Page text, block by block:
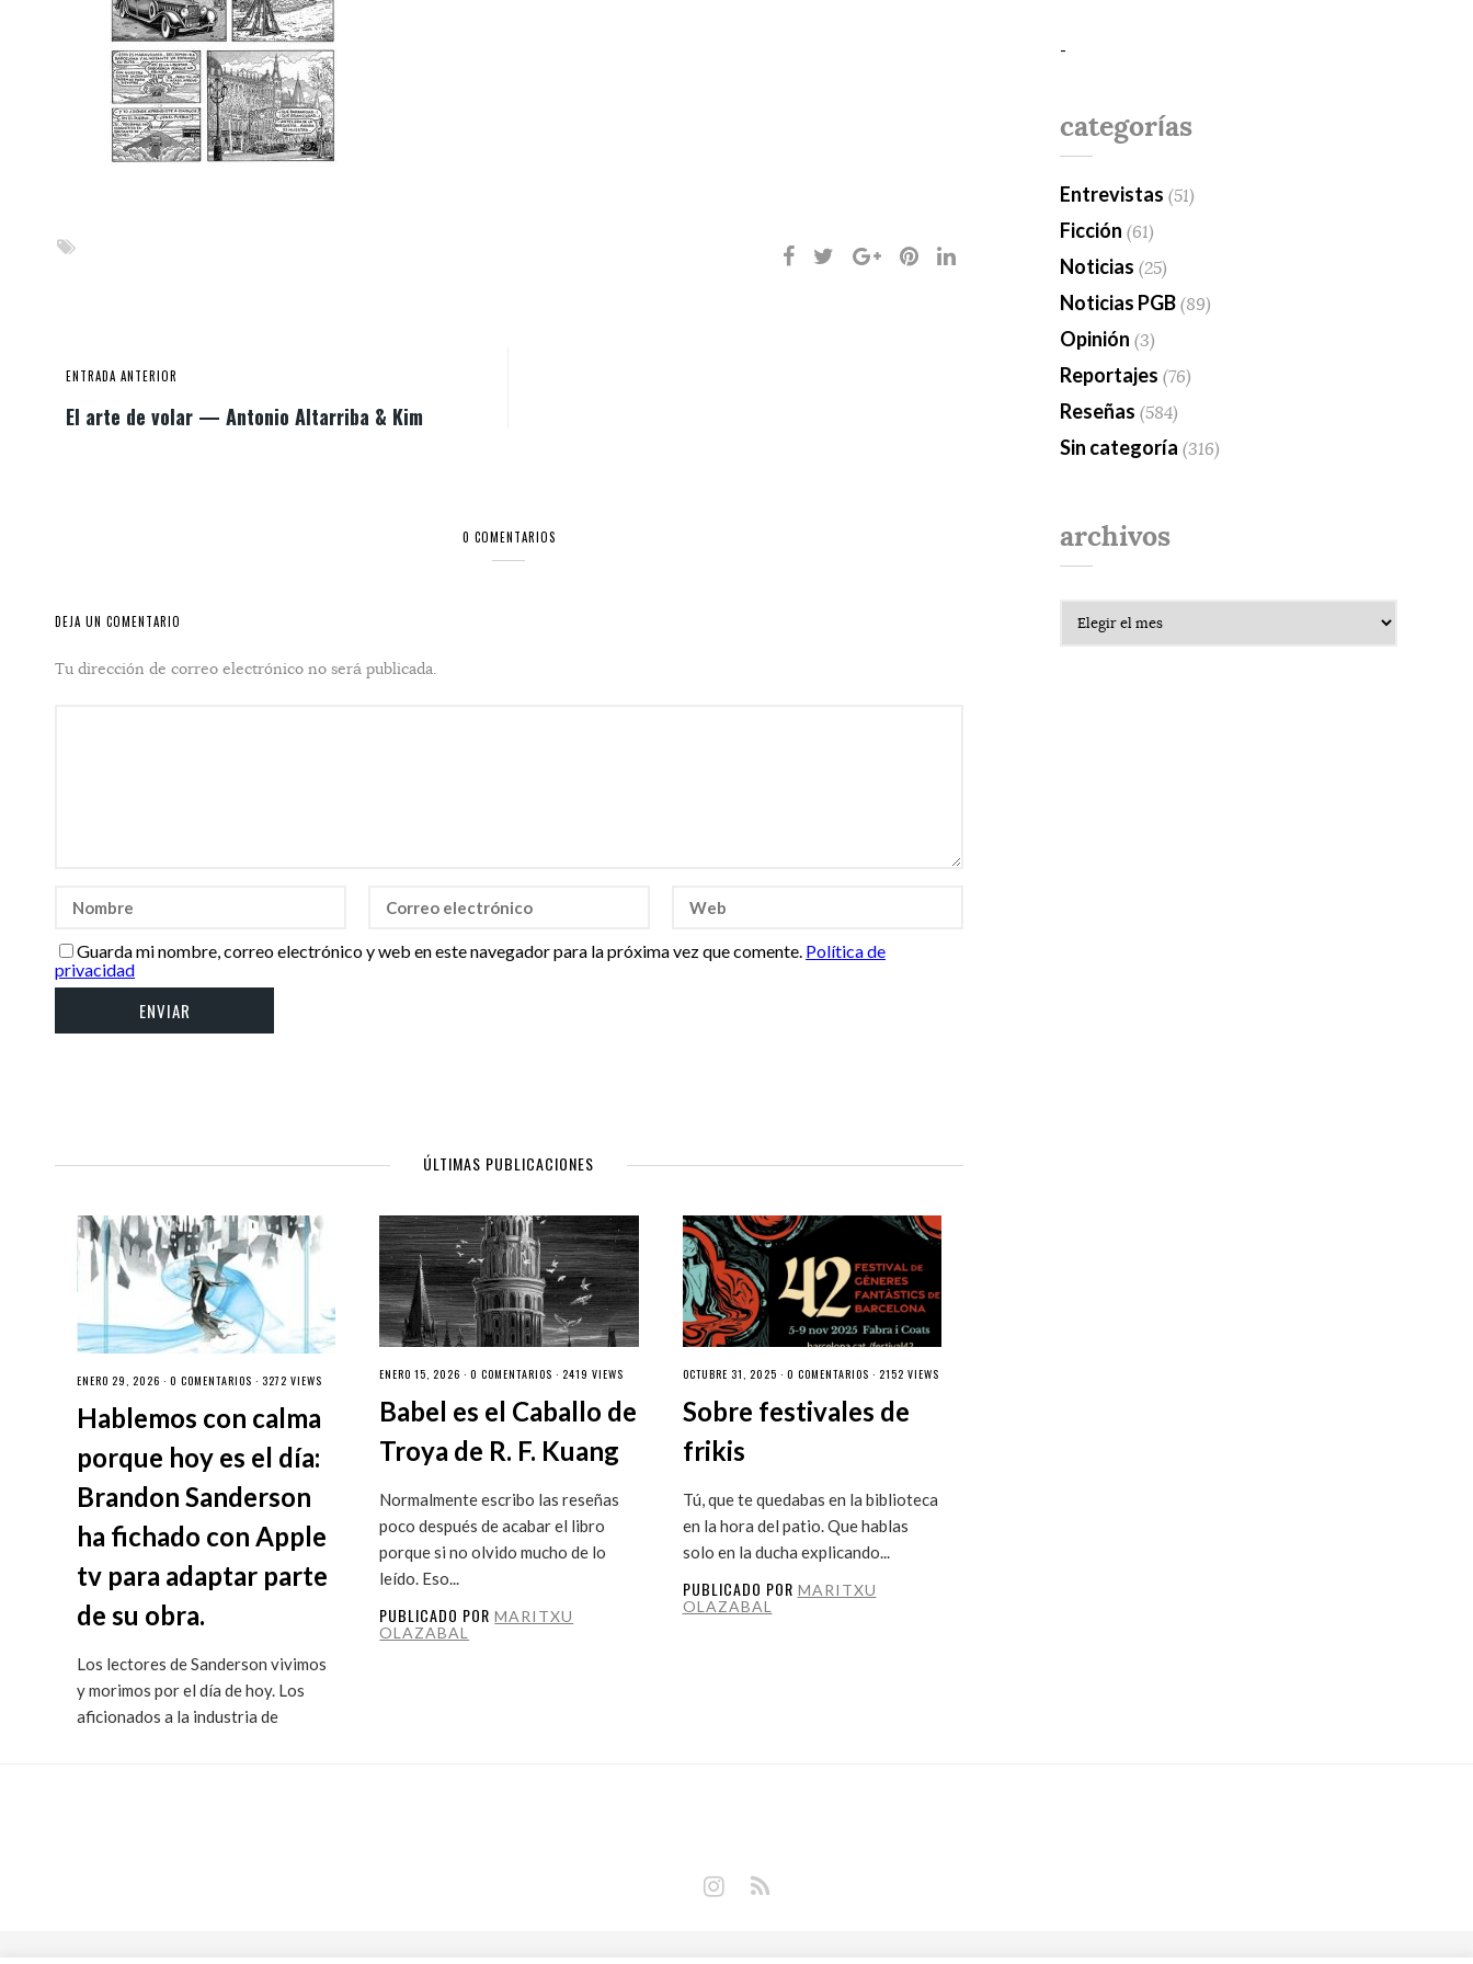
ENTRADA ANTERIOR
El arte de volar — Antonio Altarriba & Kim
0 COMENTARIOS
DEJA UN COMENTARIO
Tu dirección de correo electrónico no será publicada.
Guarda mi nombre, correo electrónico y web en este navegador para la próxima vez que comente. Política de
privacidad
ÚLTIMAS PUBLICACIONES
ENERO 29, 2026 · 0 COMENTARIOS · 3272 VIEWS
Hablemos con calma
porque hoy es el día:
Brandon Sanderson
ha fichado con Apple
tv para adaptar parte
de su obra.
Los lectores de Sanderson vivimos
y morimos por el día de hoy. Los
aficionados a la industria de
ENERO 15, 2026 ·0 COMENTARIOS · 2419 VIEWS
Babel es el Caballo de
Troya de R. F. Kuang
Normalmente escribo las reseñas
poco después de acabar el libro
porque si no olvido mucho de lo
leído. Eso...
PUBLICADO PORMARITXU
OLAZABAL
OCTUBRE 31, 2025 · 0 COMENTARIOS · 2152 VIEWS
Sobre festivales de
frikis
Tú, que te quedabas en la biblioteca
en la hora del patio. Que hablas
solo en la ducha explicando...
PUBLICADO POR MARITXU
OLAZABAL
-
categorías
Entrevistas (51)
Ficción (61)
Noticias (25)
Noticias PGB (89)
Opinión (3)
Reportajes (76)
Reseñas (584)
Sin categoría (316)
archivos